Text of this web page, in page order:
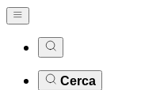
Cerca